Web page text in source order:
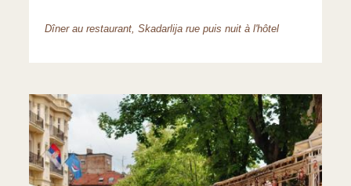
Dîner au restaurant, Skadarlija rue puis nuit à l'hôtel